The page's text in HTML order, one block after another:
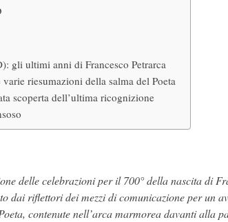
gli ultimi anni di Francesco Petrarca
varie riesumazioni della salma del Poeta
scoperta dell’ultima ricognizione
delle celebrazioni per il 700° della nascita di
dai riflettori dei mezzi di comunicazione per un
contenute nell’arca marmorea davanti alla